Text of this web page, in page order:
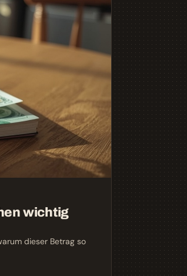
wichtig
dieser Betrag so